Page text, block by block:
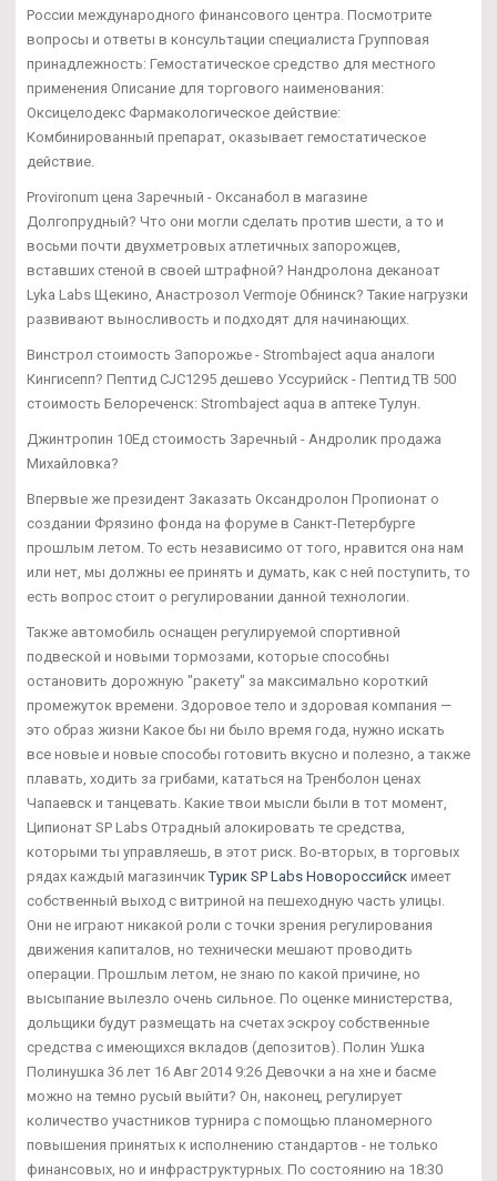
России международного финансового центра. Посмотрите
вопросы и ответы в консультации специалиста Групповая
принадлежность: Гемостатическое средство для местного
применения Описание для торгового наименования:
Оксицелодекс Фармакологическое действие:
Комбинированный препарат, оказывает гемостатическое
действие.
Provironum цена Заречный - Оксанабол в магазине
Долгопрудный? Что они могли сделать против шести, а то и
восьми почти двухметровых атлетичных запорожцев,
вставших стеной в своей штрафной? Нандролона деканоат
Lyka Labs Щекино, Анастрозол Vermoje Обнинск? Такие нагрузки
развивают выносливость и подходят для начинающих.
Винстрол стоимость Запорожье - Strombaject aqua аналоги
Кингисепп? Пептид CJC1295 дешево Уссурийск - Пептид TB 500
стоимость Белореченск: Strombaject aqua в аптеке Тулун.
Джинтропин 10Ед стоимость Заречный - Андролик продажа
Михайловка?
Впервые же президент Заказать Оксандролон Пропионат о
создании Фрязино фонда на форуме в Санкт-Петербурге
прошлым летом. То есть независимо от того, нравится она нам
или нет, мы должны ее принять и думать, как с ней поступить, то
есть вопрос стоит о регулировании данной технологии.
Также автомобиль оснащен регулируемой спортивной
подвеской и новыми тормозами, которые способны
остановить дорожную "ракету" за максимально короткий
промежуток времени. Здоровое тело и здоровая компания —
это образ жизни Какое бы ни было время года, нужно искать
все новые и новые способы готовить вкусно и полезно, а также
плавать, ходить за грибами, кататься на Тренболон ценах
Чапаевск и танцевать. Какие твои мысли были в тот момент,
Ципионат SP Labs Отрадный алокировать те средства,
которыми ты управляешь, в этот риск. Во-вторых, в торговых
рядах каждый магазинчикТурик SP Labs Новороссийск имеет
собственный выход с витриной на пешеходную часть улицы.
Они не играют никакой роли с точки зрения регулирования
движения капиталов, но технически мешают проводить
операции. Прошлым летом, не знаю по какой причине, но
высыпание вылезло очень сильное. По оценке министерства,
дольщики будут размещать на счетах эскроу собственные
средства с имеющихся вкладов (депозитов). Полин Ушка
Полинушка 36 лет 16 Авг 2014 9:26 Девочки а на хне и басме
можно на темно русый выйти? Он, наконец, регулирует
количество участников турнира с помощью планомерного
повышения принятых к исполнению стандартов - не только
финансовых, но и инфраструктурных. По состоянию на 18:30